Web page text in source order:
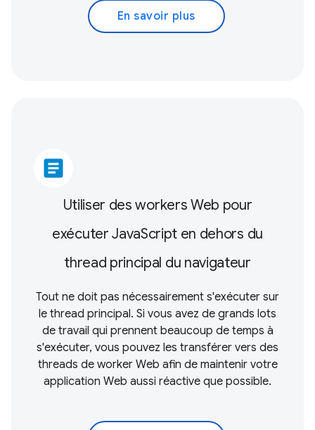
En savoir plus
article
Utiliser des workers Web pour
exécuter JavaScript en dehors du
thread principal du navigateur
Tout ne doit pas nécessairement s'exécuter sur
le thread principal. Si vous avez de grands lots
de travail qui prennent beaucoup de temps à
s'exécuter, vous pouvez les transférer vers des
threads de worker Web afin de maintenir votre
application Web aussi réactive que possible.